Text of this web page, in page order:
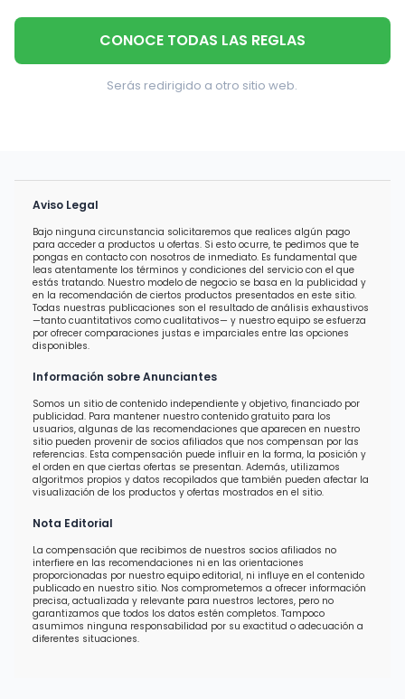
CONOCE TODAS LAS REGLAS
Serás redirigido a otro sitio web.
Aviso Legal
Bajo ninguna circunstancia solicitaremos que realices algún pago
para acceder a productos u ofertas. Si esto ocurre, te pedimos que te
pongas en contacto con nosotros de inmediato. Es fundamental que
leas atentamente los términos y condiciones del servicio con el que
estás tratando. Nuestro modelo de negocio se basa en la publicidad y
en la recomendación de ciertos productos presentados en este sitio.
Todas nuestras publicaciones son el resultado de análisis exhaustivos
—tanto cuantitativos como cualitativos— y nuestro equipo se esfuerza
por ofrecer comparaciones justas e imparciales entre las opciones
disponibles.
Información sobre Anunciantes
Somos un sitio de contenido independiente y objetivo, financiado por
publicidad. Para mantener nuestro contenido gratuito para los
usuarios, algunas de las recomendaciones que aparecen en nuestro
sitio pueden provenir de socios afiliados que nos compensan por las
referencias. Esta compensación puede influir en la forma, la posición y
el orden en que ciertas ofertas se presentan. Además, utilizamos
algoritmos propios y datos recopilados que también pueden afectar la
visualización de los productos y ofertas mostrados en el sitio.
Nota Editorial
La compensación que recibimos de nuestros socios afiliados no
interfiere en las recomendaciones ni en las orientaciones
proporcionadas por nuestro equipo editorial, ni influye en el contenido
publicado en nuestro sitio. Nos comprometemos a ofrecer información
precisa, actualizada y relevante para nuestros lectores, pero no
garantizamos que todos los datos estén completos. Tampoco
asumimos ninguna responsabilidad por su exactitud o adecuación a
diferentes situaciones.